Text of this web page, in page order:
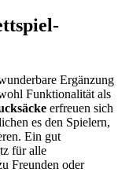
Ergänzung
Funktionalität als
erfreuen sich
es den Spielern,
Ein gut
für alle
Freunden oder